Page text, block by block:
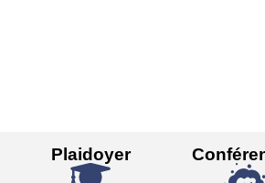
Plaidoyer